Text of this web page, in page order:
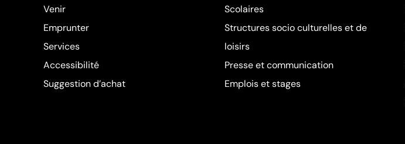
Venir
Emprunter
Services
Accessibilité
Suggestion d’achat
Scolaires
Structures socio culturelles et de
loisirs
Presse et communication
Emplois et stages